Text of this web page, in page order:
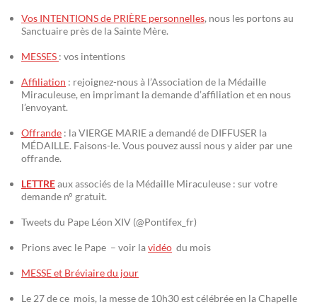
Vos INTENTIONS de PRIÈRE personnelles, nous les portons au
Sanctuaire près de la Sainte Mère.
MESSES : vos intentions
Affiliation : rejoignez-nous à l’Association de la Médaille
Miraculeuse, en imprimant la demande d’affiliation et en nous
l’envoyant.
Offrande : la VIERGE MARIE a demandé de DIFFUSER la
MÉDAILLE. Faisons-le. Vous pouvez aussi nous y aider par une
offrande.
LETTREaux associés de la Médaille Miraculeuse : sur votre
demande n° gratuit.
Tweets du Pape Léon XIV (@Pontifex_fr)
Prions avec le Pape – voir lavidéo du mois
MESSE et Bréviaire du jour
Le 27 de ce mois, la messe de 10h30 est célébrée en la Chapelle